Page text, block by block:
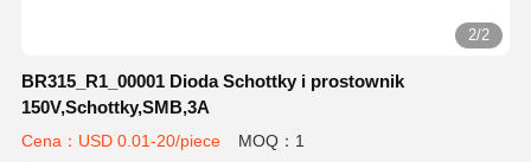
2/2
BR315_R1_00001 Dioda Schottky i prostownik
150V,Schottky,SMB,3A
Cena：USD 0.01-20/piece MOQ：1